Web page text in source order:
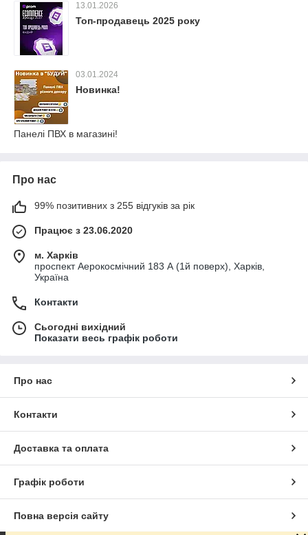
13.01.2026
Топ-продавець 2025 року
03.01.2024
Новинка!
Панелі ПВХ в магазині!
Про нас
99% позитивних з 255 відгуків за рік
Працює з 23.06.2020
м. Харків
проспект Аерокосмічний 183 А (1й поверх), Харків,
Україна
Контакти
Сьогодні вихідний
Показати весь графік роботи
Про нас
Контакти
Доставка та оплата
Графік роботи
Повна версія сайту